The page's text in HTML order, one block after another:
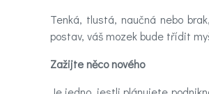
Tenká, tlustá, naučná nebo
postav, váš mozek bude třídit
Zažijte něco nového